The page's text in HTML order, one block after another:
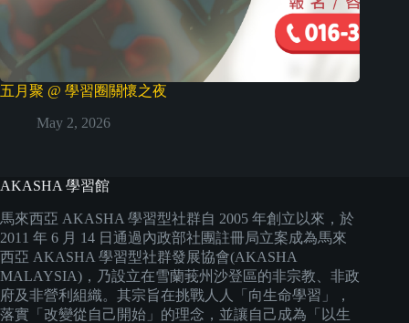
五月聚 @ 學習圈關懷之夜
May 2, 2026
AKASHA 學習館
馬來西亞 AKASHA 學習型社群自 2005 年創立以來，於
2011 年 6 月 14 日通過內政部社團註冊局立案成為馬來
西亞 AKASHA 學習型社群發展協會(AKASHA
MALAYSIA)，乃設立在雪蘭莪州沙登區的非宗教、非政
府及非營利組織。其宗旨在挑戰人人「向生命學習」，
落實「改變從自己開始」的理念，並讓自己成為「以生